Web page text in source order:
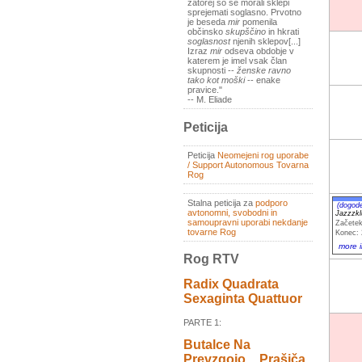
zatorej so se morali sklepi
sprejemati soglasno. Prvotno
je beseda mir pomenila
občinsko skupščino in hkrati
soglasnostnjenih sklepov[...]
Izraz mir odseva obdobje v
katerem je imel vsak član
skupnosti -- ženske ravno
tako kot moški-- enake
pravice."
-- M. Eliade
Peticija
Peticija Neomejeni rog uporabe
/ Support Autonomous Tovarna
Rog
Stalna peticija za podporo
avtonomni, svobodni in
samoupravni uporabi nekdanje
tovarne Rog
Rog RTV
Radix Quadrata
Sexaginta Quattuor
PARTE 1:
Butalce Na
Prevzgojo _ Prašiča
Konec:
more